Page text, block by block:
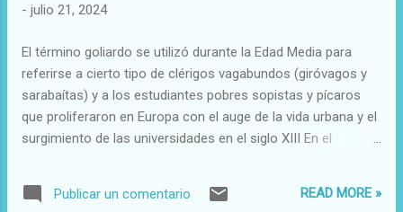
humano
- julio 21, 2024
El término goliardo se utilizó durante la Edad Media para
referirse a cierto tipo de clérigos vagabundos (giróvagos y
sarabaítas) y a los estudiantes pobres sopistas y pícaros
que proliferaron en Europa con el auge de la vida urbana y el
surgimiento de las universidades en el siglo XIII En el
monjes errantes y vagabundos, que viajaban sin un destino
predeterminado, alojándose en los monasterios que iban
Publicar un comentario READ MORE »